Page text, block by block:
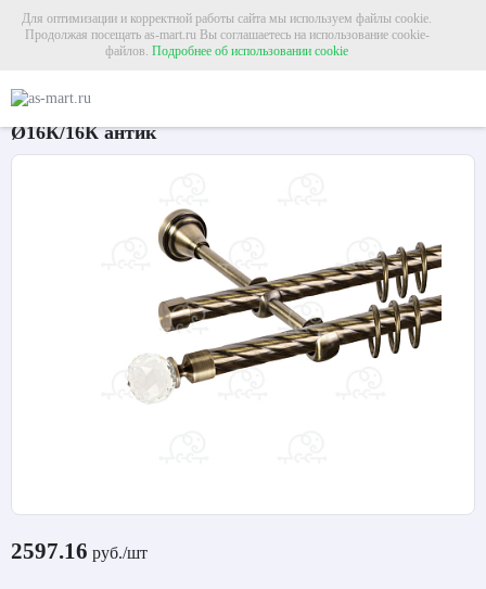
Для оптимизации и корректной работы сайта мы используем файлы cookie.
Продолжая посещать as-mart.ru Вы соглашаетесь на использование cookie-
файлов. Подробнее об использовании cookie
Карниз для штор двухрядный «Кристалл»
Ø16К/16К антик
2597.16 руб./шт